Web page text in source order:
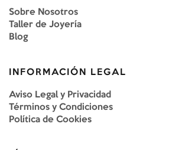
Sobre Nosotros
Taller de Joyería
Blog
INFORMACIÓN LEGAL
Aviso Legal y Privacidad
Términos y Condiciones
Política de Cookies